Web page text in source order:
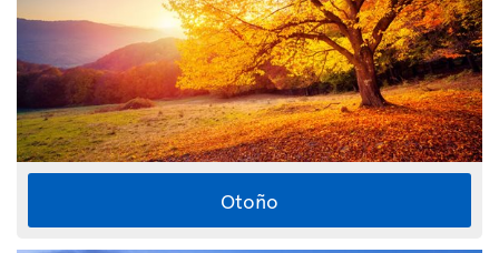
Otoño